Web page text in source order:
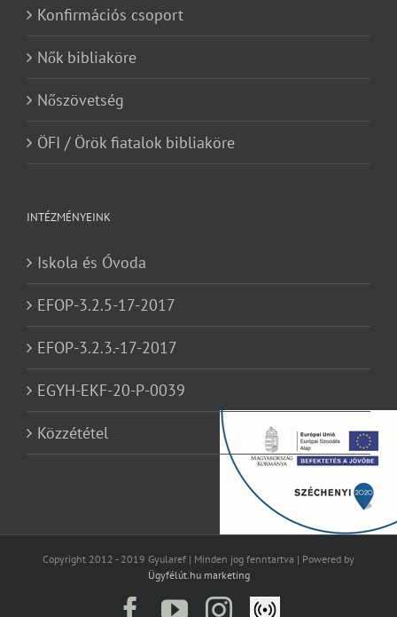
Konfirmációs csoport
Nők bibliaköre
Nőszövetség
ÖFI / Örök fiatalok bibliaköre
INTÉZMÉNYEINK
Iskola és Óvoda
EFOP-3.2.5-17-2017
EFOP-3.2.3.-17-2017
EGYH-EKF-20-P-0039
Közzététel
Copyright 2012 - 2019 Gyularef | Minden jog fenntartva | Powered by
Ügyfélút.hu marketing
Facebook
YouTubeInstagram
Élő